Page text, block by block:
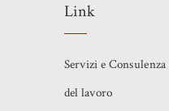
Link
Servizi e Consulenza
del lavoro